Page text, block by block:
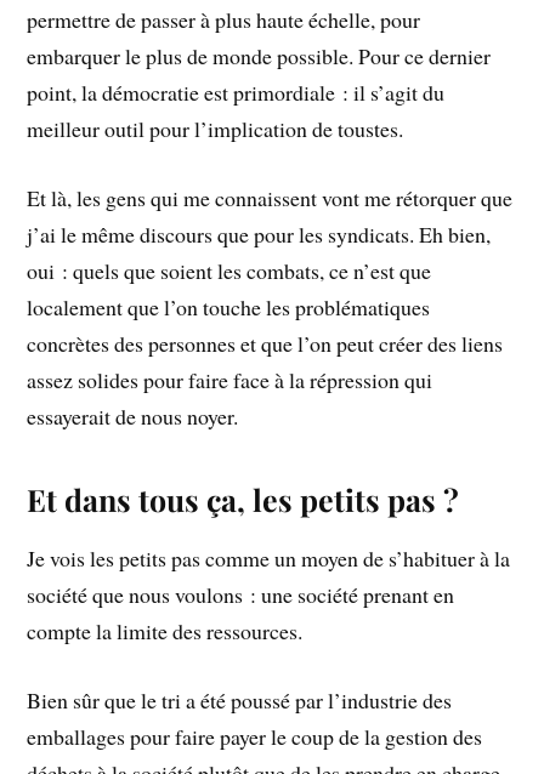
permettre de passer à plus haute échelle, pour
embarquer le plus de monde possible. Pour ce dernier
point, la démocratie est primordiale : il s’agit du
meilleur outil pour l’implication de toustes.
Et là, les gens qui me connaissent vont me rétorquer que
j’ai le même discours que pour les syndicats. Eh bien,
oui : quels que soient les combats, ce n’est que
localement que l’on touche les problématiques
concrètes des personnes et que l’on peut créer des liens
assez solides pour faire face à la répression qui
essayerait de nous noyer.
Et dans tous ça, les petits pas ?
Je vois les petits pas comme un moyen de s’habituer à la
société que nous voulons : une société prenant en
compte la limite des ressources.
Bien sûr que le tri a été poussé par l’industrie des
emballages pour faire payer le coup de la gestion des